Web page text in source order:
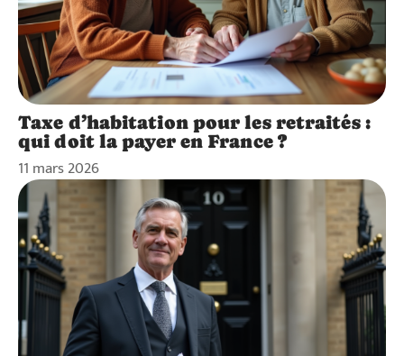
Taxe d’habitation pour les retraités :
qui doit la payer en France ?
11 mars 2026